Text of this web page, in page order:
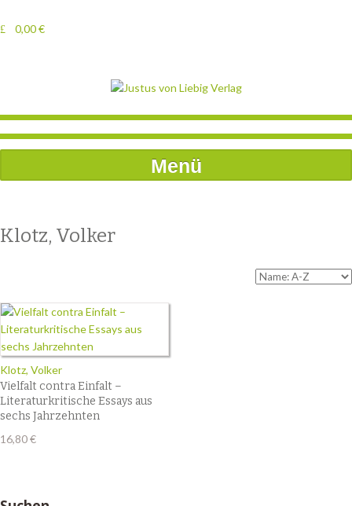
0,00€
Menü
Klotz, Volker
Klotz, Volker
Vielfalt contra Einfalt –
Literaturkritische Essays aus
sechs Jahrzehnten
16,80€